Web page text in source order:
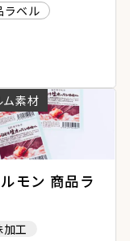
ラベル
ム素材
モン 商品ラ
加工